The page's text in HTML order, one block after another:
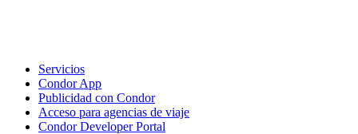
Servicios
Condor App
Publicidad con Condor
Acceso para agencias de viaje
Condor Developer Portal